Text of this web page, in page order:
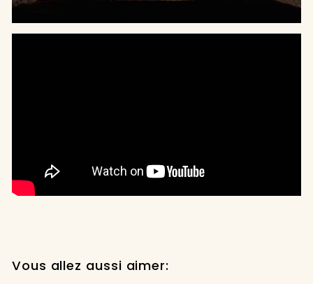
Vous allez aussi aimer: